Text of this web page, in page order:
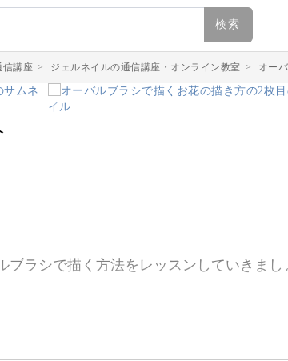
検索
信講座 > ジェルネイルの通信講座・オンライン教室 > オー
ブラシで描く方法をレッスンしていきまし